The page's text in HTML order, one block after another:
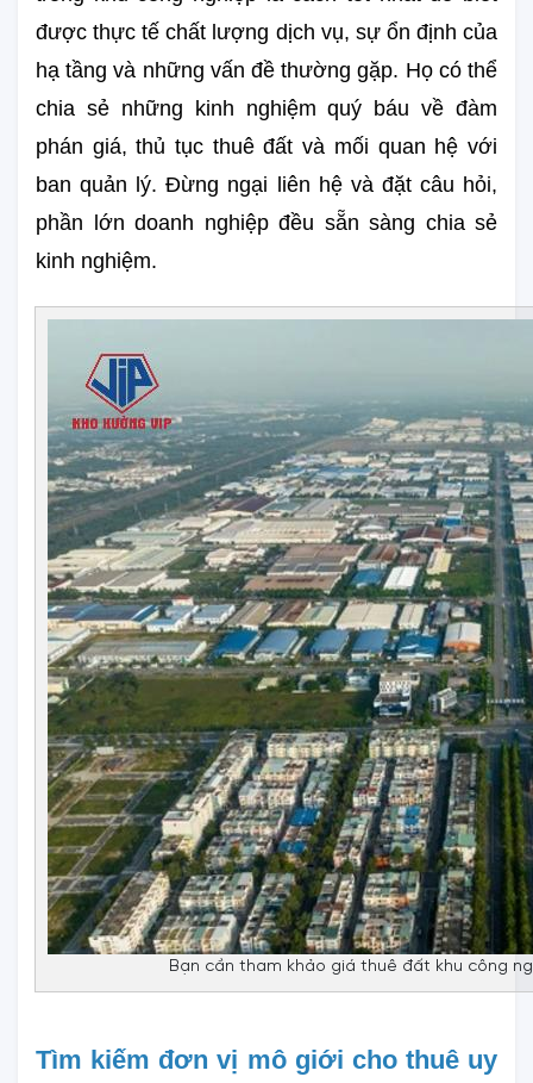
được thực tế chất lượng dịch vụ, sự ổn định của
hạ tầng và những vấn đề thường gặp. Họ có thể
chia sẻ những kinh nghiệm quý báu về đàm
phán giá, thủ tục thuê đất và mối quan hệ với
ban quản lý. Đừng ngại liên hệ và đặt câu hỏi,
phần lớn doanh nghiệp đều sẵn sàng chia sẻ
kinh nghiệm.
Bạn cần tham khảo giá thuê đất khu công
Tìm kiếm đơn vị mô giới cho thuê uy